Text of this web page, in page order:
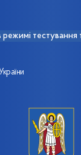
режимі тестування